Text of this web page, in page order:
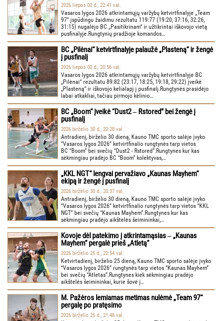
2026 liepos 02 d., 22:41 val.
Vasaros lygos 2026 atkrintamųjų varžybų ketvirtfinalyje „Team
97“ įspūdingu žaidimu rezultatu 119:77 (19:20, 37:16, 32:26,
31:15) nugalėjo BC „Pasitikrinam“ ir užtikrintai iškovojo vietą
pusfinalyje.Rungtynių pradžioje komandos…
BC „Pilėnai“ ketvirtfinalyje palaužė „Plasteną“ ir žengė
į pusfinalį
2026 liepos 02 d., 20:56 val.
Vasaros lygos 2026 atkrintamųjų varžybų ketvirtfinalyje BC
„Pilėnai“ rezultatu 89:82 (23:17, 18:25, 19:18, 29:22) įveikė
„Plasteną“ ir iškovojo kelialapį į pusfinalį.Rungtynės prasidėjo
labai atkakliai, tačiau pirmojo kėlinio…
BC „Boom“ įveikė “Dust2 ‒ Rstored” bei žengė į
pusfinalį
2026 birželio 30 d., 22:28 val.
Antradienį, birželio 30 dieną, Kauno TMC sporto salėje įvyko
“Vasaros lygos 2026” ketvirtfinalio rungtynės tarp vietos
BC “Boom” bei svečių “Dust2 - Rstored”.Rungtynes kur kas
sėkmingiau pradėjo BC “Boom” kolektyvas,…
„KKL NGT“ lengvai pervažiavo „Kaunas Mayhem“
ekipą ir žengė į pusfinalį
2026 birželio 30 d., 20:37 val.
Antradienį, birželio 30 dieną, Kauno TMC sporto salėje įvyko
“Vasaros lygos 2026” ketvirtfinalio rungtynės tarp vietos “KKL
NGT” bei svečių “Kaunas Mayhem”.Rungtynes kur kas
sėkmingiau pradėjo aikštelės šeimininkai,…
Kovoje dėl patekimo į atkrintamąsias ‒ „Kaunas
Mayhem“ pergalė prieš „Atletą“
2026 birželio 25 d., 22:54 val.
Ketvirtadienį, birželio 25 dieną, Kauno TMC sporto salėje įvyko
“Vasaros lygos 2026” rungtynės tarp vietos “Kaunas Mayhem”
bei svečių “Atletas”.Rungtynes kiek sėkmingiau pradėjo
aikštelės šeimininkai, kurie šovė į…
M. Pažėros lemiamas metimas nulėmė „Team 97“
pergalę po pratęsimo
2026 birželio 25 d., 21:48 val.